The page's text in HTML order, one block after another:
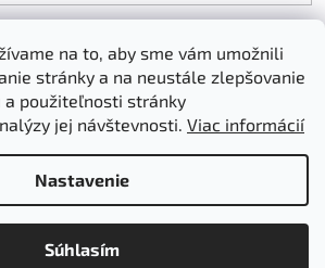
na to, aby sme vám umožnili
stránky a na neustále zlepšovanie
a použiteľnosti stránky
jej návštevnosti. Viac informácií
Nastavenie
Súhlasím
Shoptet.sk
nastavenie cookies